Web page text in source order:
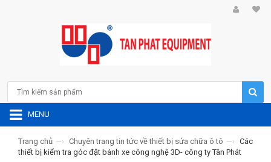
MENU
Trang chủ —› Chuyên trang tin tức về thiết bị sửa chữa ô tô —› Các
thiết bị kiểm tra góc đặt bánh xe công nghệ 3D- công ty Tân Phát